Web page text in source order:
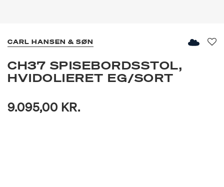
CARL HANSEN & SØN
CH37 SPISEBORDSSTOL,
HVIDOLIERET EG/SORT
9.095,00 KR.